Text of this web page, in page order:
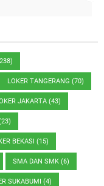
LOKER TANGERANG (70)
JAKARTA (43)
BEKASI (15)
SMA DAN SMK (6)
SUKABUMI (4)